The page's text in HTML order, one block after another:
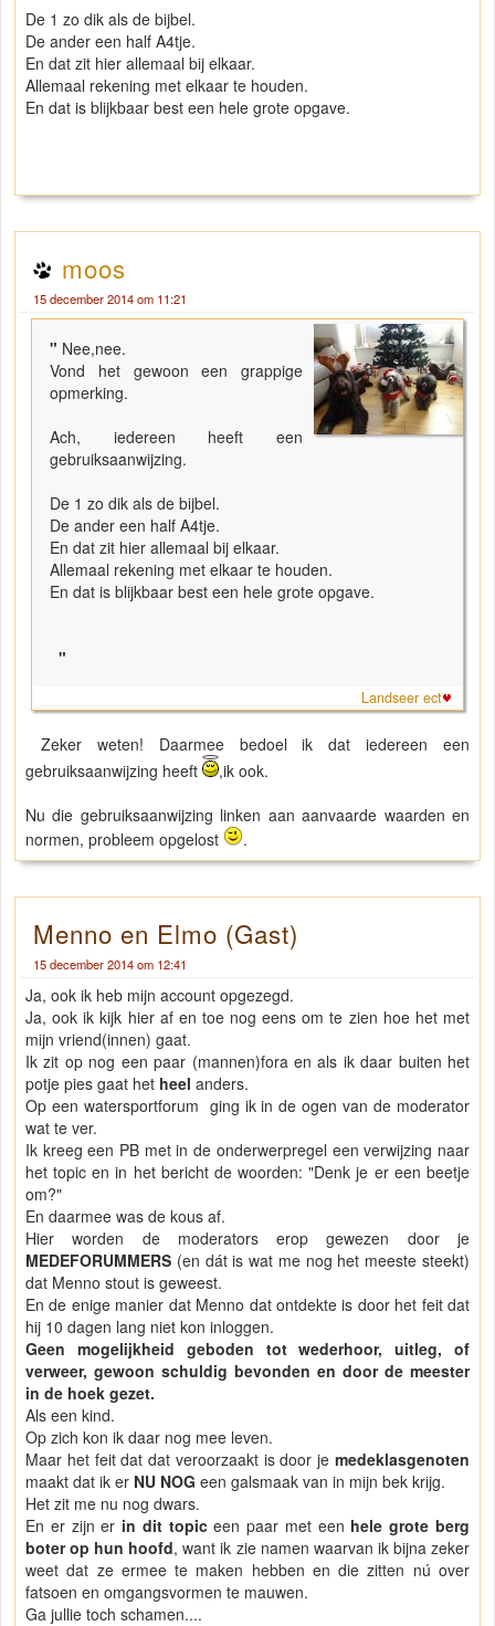
De 1 zo dik als de bijbel.
De ander een half A4tje.
En dat zit hier allemaal bij elkaar.
Allemaal rekening met elkaar te houden.
En dat is blijkbaar best een hele grote opgave.
moos
15 december 2014 om 11:21
" Nee,nee.
Vond het gewoon een grappige
opmerking.
Ach, iedereen heeft een
gebruiksaanwijzing.
De 1 zo dik als de bijbel.
De ander een half A4tje.
En dat zit hier allemaal bij elkaar.
Allemaal rekening met elkaar te houden.
En dat is blijkbaar best een hele grote opgave.
"
Landseer ect
Zeker weten! Daarmee bedoel ik dat iedereen een
gebruiksaanwijzing heeft
,ik ook.
Nu die gebruiksaanwijzing linken aan aanvaarde waarden en
normen, probleem opgelost
.
Menno en Elmo (Gast)
15 december 2014 om 12:41
Ja, ook ik heb mijn account opgezegd.
Ja, ook ik kijk hier af en toe nog eens om te zien hoe het met
mijn vriend(innen) gaat.
Ik zit op nog een paar (mannen)fora en als ik daar buiten het
potje pies gaat het heel anders.
Op een watersportforum ging ik in de ogen van de moderator
wat te ver.
Ik kreeg een PB met in de onderwerpregel een verwijzing naar
het topic en in het bericht de woorden: "Denk je er een beetje
om?"
En daarmee was de kous af.
Hier worden de moderators erop gewezen door je
MEDEFORUMMERS (en dát is wat me nog het meeste steekt)
dat Menno stout is geweest.
En de enige manier dat Menno dat ontdekte is door het feit dat
hij 10 dagen lang niet kon inloggen.
Geen mogelijkheid geboden tot wederhoor, uitleg, of
verweer, gewoon schuldig bevonden en door de meester
in de hoek gezet.
Als een kind.
Op zich kon ik daar nog mee leven.
Maar het feit dat dat veroorzaakt is door je medeklasgenoten
maakt dat ik er NU NOG een galsmaak van in mijn bek krijg.
Het zit me nu nog dwars.
En er zijn er in dit topiceen paar met een hele grote berg
boter op hun hoofd, want ik zie namen waarvan ik bijna zeker
weet dat ze ermee te maken hebben en die zitten nú over
fatsoen en omgangsvormen te mauwen.
Ga jullie toch schamen....